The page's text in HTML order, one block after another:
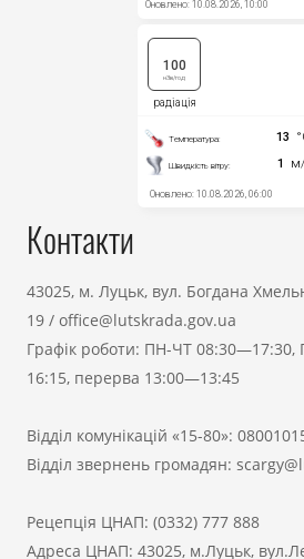
Контакти
43025, м. Луцьк, вул. Богдана
19 / office@lutskrada.gov.ua
Графік роботи: ПН-ЧТ
16:15, перерва 13:00—13:45
Відділ комунікацій «15-80»:
Відділ звернень громадян:
Рецепція ЦНАП: (0332) 777 888
Адреса ЦНАП: 43025, м.Луцьк,